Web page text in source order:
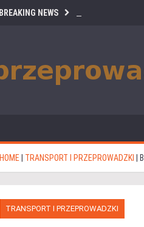
BREAKING NEWS
HOME TRANSPORT I PRZEPROWADZKI
TRANSPORT I PRZEPROWADZKI